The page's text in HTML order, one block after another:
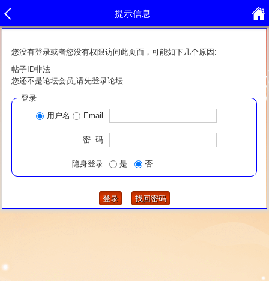
提示信息
您没有登录或者您没有权限访问此页面，可能如下几个原因:
帖子ID非法
您还不是论坛会员,请先登录论坛
登录
用户名
Email
密 码
隐身登录 是 否